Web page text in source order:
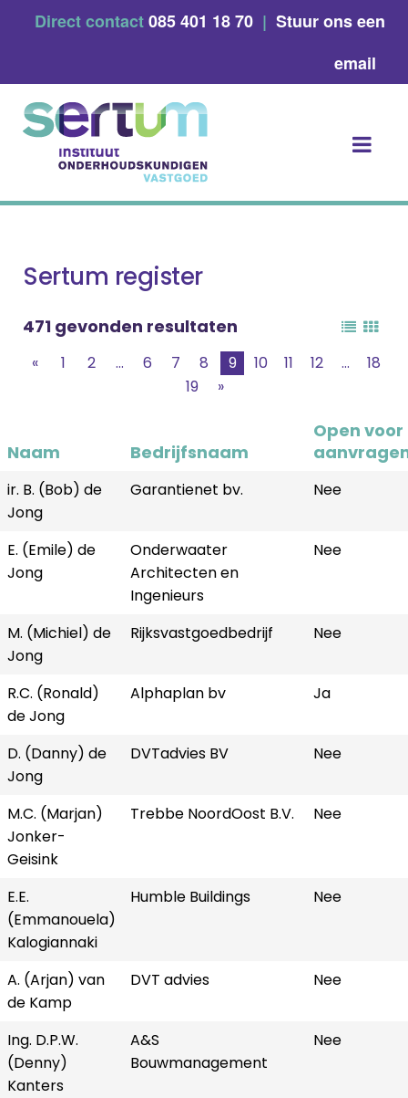
Direct contact085 401 18 70 | Stuur ons een
email
Sertum register
471 gevonden resultaten
« 1 2 ... 6 7 8 9 10 11 12 ...
18
19
»
Naam Bedrijfsnaam
Open voor
ir. B. (Bob) de
Jong
Garantienet bv. Nee
E. (Emile) de
Jong
Onderwaater
Architecten en
Ingenieurs
Nee
M. (Michiel) de
Jong
Rijksvastgoedbedrijf Nee
R.C. (Ronald)
de Jong
Alphaplan bv Ja
D. (Danny) de
Jong
DVTadvies BV Nee
M.C. (Marjan)
Jonker-
Geisink
Trebbe NoordOost B.V. Nee
E.E.
(Emmanouela)
Kalogiannaki
Humble Buildings Nee
A. (Arjan) van
de Kamp
DVT advies Nee
Ing. D.P.W.
(Denny)
Kanters
A&S
Bouwmanagement
Nee